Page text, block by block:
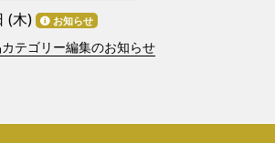
(木) お知らせ
カテゴリー編集のお知らせ